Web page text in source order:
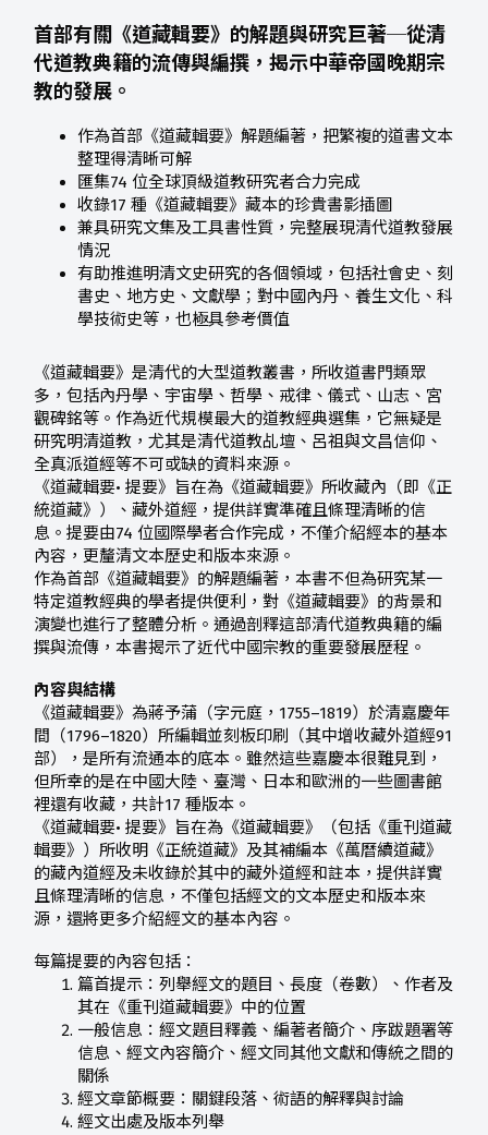
首部有關《道藏輯要》的解題與研究巨著─從清
代道教典籍的流傳與編撰，揭示中華帝國晚期宗
教的發展。
作為首部《道藏輯要》解題編著，把繁複的道書文本
整理得清晰可解
匯集74 位全球頂級道教研究者合力完成
收錄17 種《道藏輯要》藏本的珍貴書影插圖
兼具研究文集及工具書性質，完整展現清代道教發展
情況
有助推進明清文史研究的各個領域，包括社會史、刻
書史、地方史、文獻學；對中國內丹、養生文化、科
學技術史等，也極具參考價值
《道藏輯要》是清代的大型道教叢書，所收道書門類眾
多，包括內丹學、宇宙學、哲學、戒律、儀式、山志、宮
觀碑銘等。作為近代規模最大的道教經典選集，它無疑是
研究明清道教，尤其是清代道教乩壇、呂祖與文昌信仰、
全真派道經等不可或缺的資料來源。
《道藏輯要• 提要》旨在為《道藏輯要》所收藏內（即《正
統道藏》）、藏外道經，提供詳實準確且條理清晰的信
息。提要由74 位國際學者合作完成，不僅介紹經本的基本
內容，更釐清文本歷史和版本來源。
作為首部《道藏輯要》的解題編著，本書不但為研究某一
特定道教經典的學者提供便利，對《道藏輯要》的背景和
演變也進行了整體分析。通過剖釋這部清代道教典籍的編
撰與流傳，本書揭示了近代中國宗教的重要發展歷程。
內容與結構
《道藏輯要》為蔣予蒲（字元庭，1755–1819）於清嘉慶年
間（1796–1820）所編輯並刻板印刷（其中增收藏外道經91
部），是所有流通本的底本。雖然這些嘉慶本很難見到，
但所幸的是在中國大陸、臺灣、日本和歐洲的一些圖書館
裡還有收藏，共計17 種版本。
《道藏輯要• 提要》旨在為《道藏輯要》（包括《重刊道藏
輯要》）所收明《正統道藏》及其補編本《萬曆續道藏》
的藏內道經及未收錄於其中的藏外道經和註本，提供詳實
且條理清晰的信息，不僅包括經文的文本歷史和版本來
源，還將更多介紹經文的基本內容。
每篇提要的內容包括：
篇首提示：列舉經文的題目、長度（卷數）、作者及
其在《重刊道藏輯要》中的位置
一般信息：經文題目釋義、編著者簡介、序跋題署等
信息、經文內容簡介、經文同其他文獻和傳統之間的
關係
經文章節概要：關鍵段落、術語的解釋與討論
經文出處及版本列舉